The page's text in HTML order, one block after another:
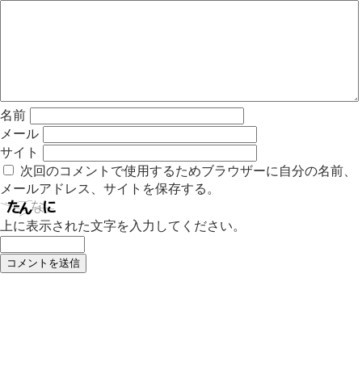
名前
メール
サイト
次回のコメントで使用するためブラウザーに自分の名前、
メールアドレス、サイトを保存する。
上に表示された文字を入力してください。